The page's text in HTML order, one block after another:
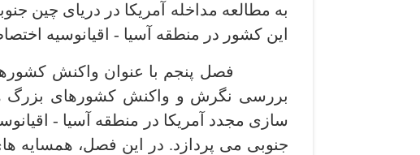
به مطالعه مداخله آمریکا در دریای چین
این کشور در منطقه آسیا - اقیانوسیه
فصل پنجم با عنوان واکنش کشورهای
سازی مجدد آمریکا در منطقه آسیا -